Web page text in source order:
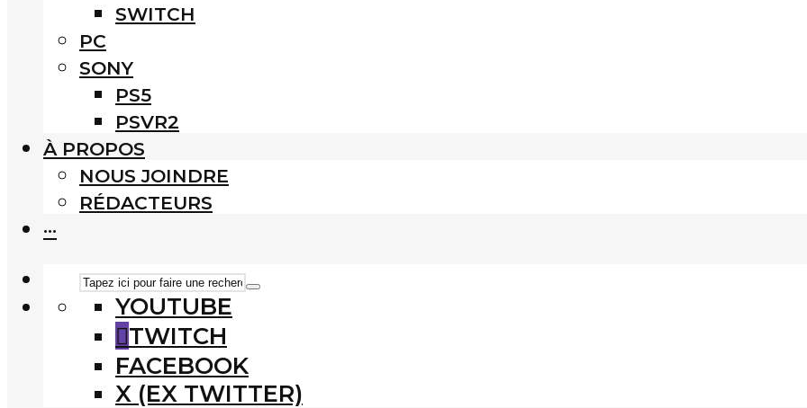
SWITCH
PC
SONY
PS5
PSVR2
À PROPOS
NOUS JOINDRE
RÉDACTEURS
···
YOUTUBE
TWITCH
FACEBOOK
X (EX TWITTER)